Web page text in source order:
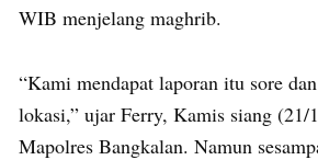
WIB menjelang maghrib.
“Kami mendapat laporan itu sore
lokasi,” ujar Ferry, Kamis siang (21/
Mapolres Bangkalan. Namun